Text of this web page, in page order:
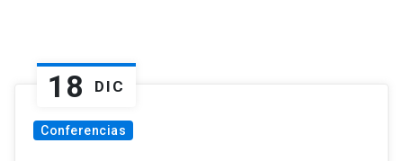
18 DIC
Conferencias